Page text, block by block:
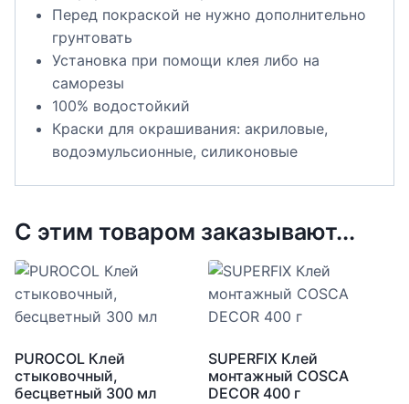
Перед покраской не нужно дополнительно
грунтовать
Установка при помощи клея либо на
саморезы
100% водостойкий
Краски для окрашивания: акриловые,
водоэмульсионные, силиконовые
С этим товаром заказывают...
PUROCOL Клей
стыковочный,
бесцветный 300 мл
SUPERFIX Клей
монтажный COSCA
DECOR 400 г